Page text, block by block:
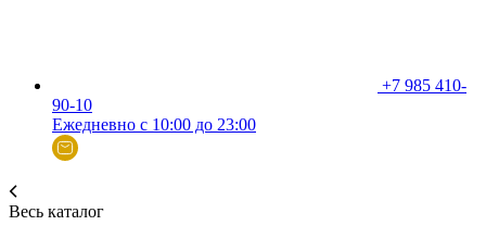
+7 985 410-
90-10
Ежедневно с 10:00 до 23:00
Весь каталог